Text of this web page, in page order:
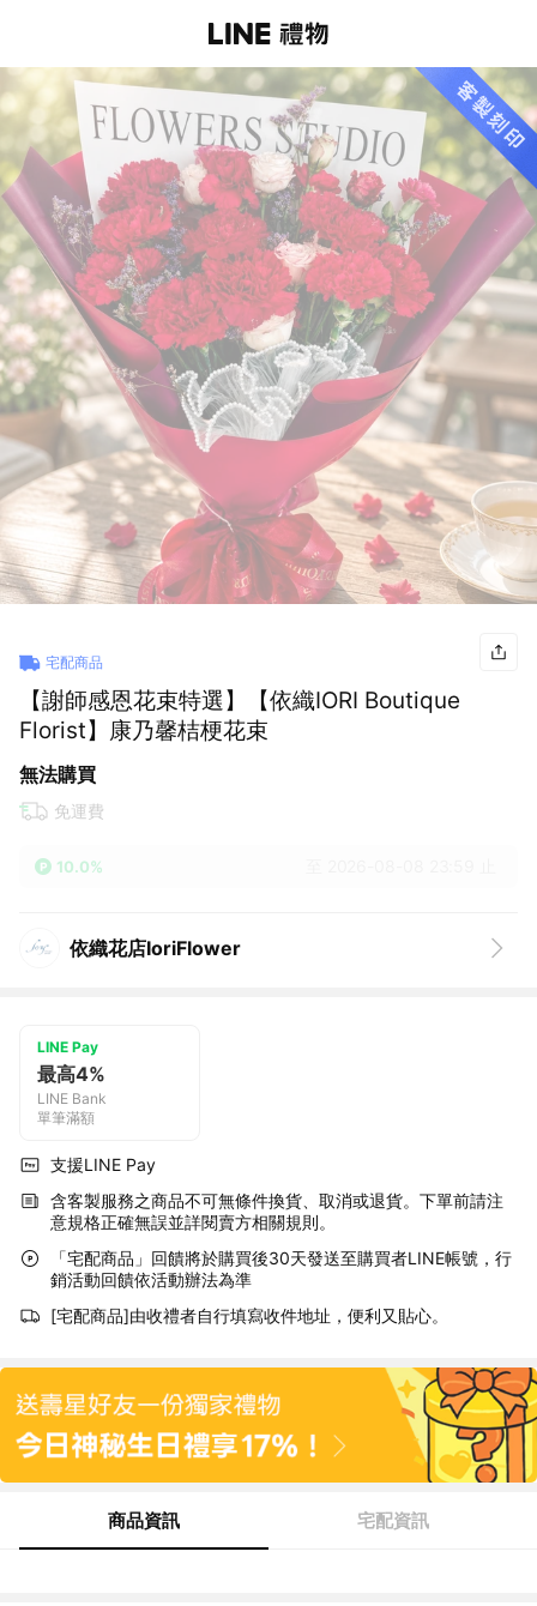
宅配商品
【謝師感恩花束特選】【依織IORI Boutique
Florist】康乃馨桔梗花束
無法購買
免運費
10.0%
依織花店IoriFlower
LINE Pay
最高4%
LINE Bank
單筆滿額
支援LINE Pay
含客製服務之商品不可無條件換貨、取消或退貨。下單前請注
意規格正確無誤並詳閱賣方相關規則。
「宅配商品」回饋將於購買後30天發送至購買者LINE帳號，行
銷活動回饋依活動辦法為準
[宅配商品]由收禮者自行填寫收件地址，便利又貼心。
商品資訊 宅配資訊